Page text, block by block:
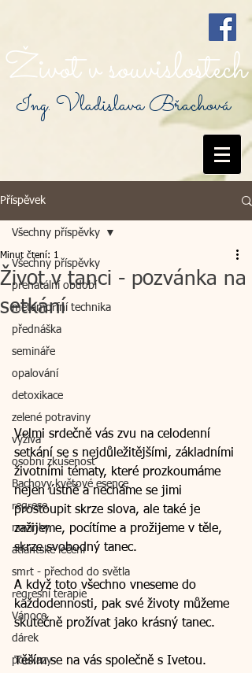
Život v souvislostech
Ing. Vladislava Břachová
Příspěvek
Všechny příspěvky
prenatální období
metamorfní technika
přednáška
semináře
opalování
detoxikace
zelené potraviny
výživa
osobní zkušenost
Bachovy květové esence
regrese
novinky
atlantské léčení
smrt - přechod do světla
regresní terapie
Vánoce
dárek
poukazy
Všechny příspěvky
Život v tanci - pozvánka na
setkání
Minut čtení: 1
Velmi srdečně vás zvu na celodenní
setkání se s nejdůležitějšími, základními
životními tématy, které prozkoumáme
nejen ústně a necháme se jimi
prostoupit skrze slova, ale také je
zažijeme, pocítíme a prožijeme v těle,
skrze svobodný tanec.
A když toto všechno vneseme do
každodennosti, pak své životy můžeme
skutečně prožívat jako krásný tanec.
Těším se na vás společně s Ivetou.